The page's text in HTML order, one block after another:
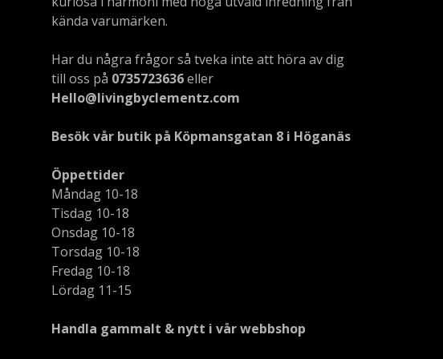
kända varumärken.
Har du några frågor så tveka inte att höra av dig
till oss på 0735723636eller
Hello@livingbyclementz.com
Besök vår butik på Köpmansgatan 8 i Höganäs
Öppettider
Måndag 10-18
Tisdag 10-18
Onsdag 10-18
Torsdag 10-18
Fredag 10-18
Lördag 11-15
Handla gammalt & nytt i vår webbshop